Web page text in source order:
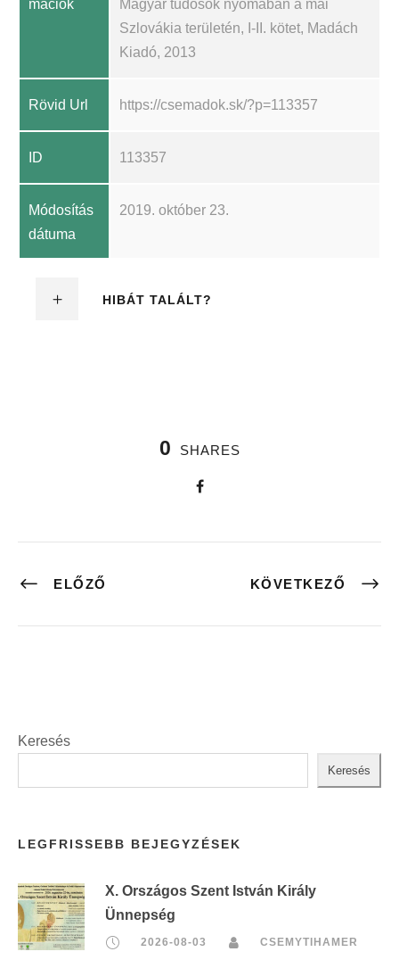
mációk
Magyar tudósok nyomában a mai
Szlovákia területén, I-II. kötet, Madách
Kiadó, 2013
Rövid Url https://csemadok.sk/?p=113357
ID 113357
Módosítás
dátuma
2019. október 23.
HIBÁT TALÁLT?
0 SHARES
ELŐZŐ KÖVETKEZŐ
Keresés
Keresés
LEGFRISSEBB BEJEGYZÉSEK
X. Országos Szent István Király
Ünnepség
2026-08-03 CSEMYTIHAMER